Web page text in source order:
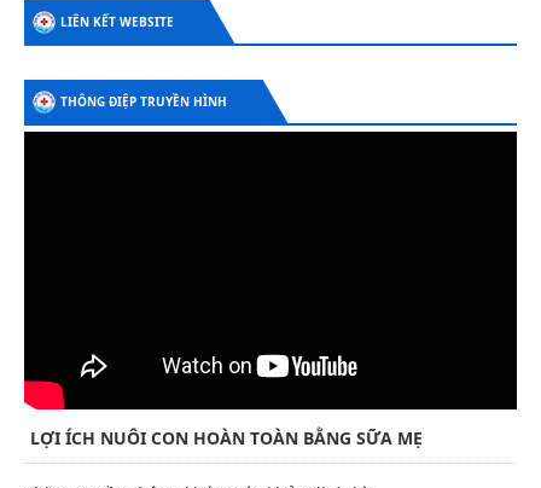
LIÊN KẾT WEBSITE
THÔNG ĐIỆP TRUYỀN HÌNH
LỢI ÍCH NUÔI CON HOÀN TOÀN BẰNG SỮA MẸ